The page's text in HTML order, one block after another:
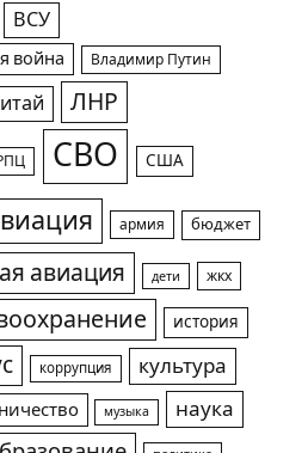
ВСУ
война Владимир Путин
ЛНР
СВО США
армия бюджет
авиация дети жкх
история
коррупция
культура
музыка
наука